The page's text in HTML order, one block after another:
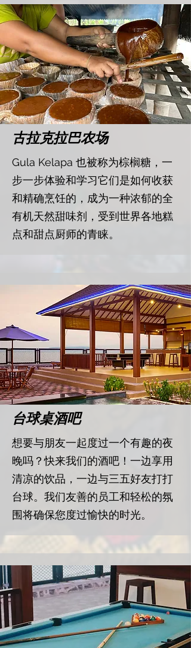
​古拉克拉巴农场
​Gula Kelapa 也被称为棕榈糖，一
步一步体验和学习它们是如何收获
和精确烹饪的，成为一种浓郁的全
有机天然甜味剂，受到世界各地糕
点和甜点厨师的青睐。
台球桌酒吧
想要与朋友一起度过一个有趣的夜
晚吗？快来我们的酒吧！一边享用
清凉的饮品，一边与三五好友打打
台球。我们友善的员工和轻松的氛
围将确保您度过愉快的时光。